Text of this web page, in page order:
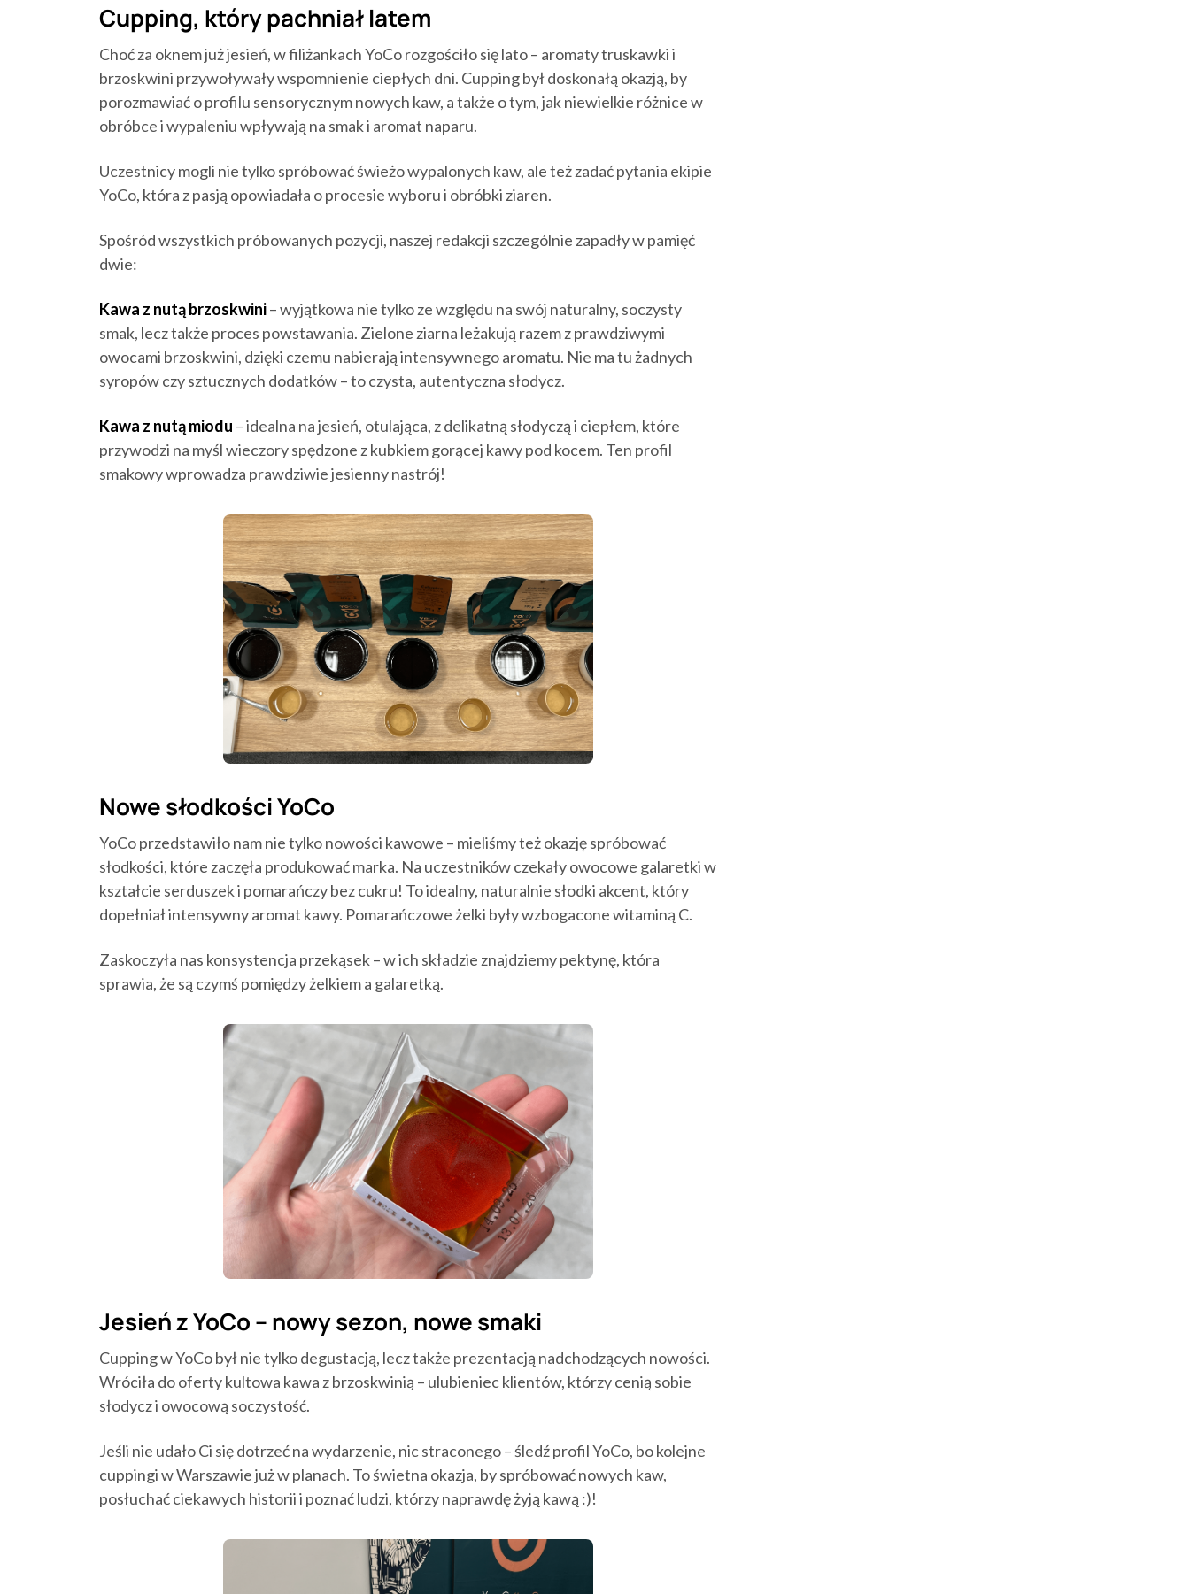
Cupping, który pachniał latem
Choć za oknem już jesień, w filiżankach YoCo rozgościło się lato – aromaty truskawki i
brzoskwini przywoływały wspomnienie ciepłych dni. Cupping był doskonałą okazją, by
porozmawiać o profilu sensorycznym nowych kaw, a także o tym, jak niewielkie różnice w
obróbce i wypaleniu wpływają na smak i aromat naparu.
Uczestnicy mogli nie tylko spróbować świeżo wypalonych kaw, ale też zadać pytania ekipie
YoCo, która z pasją opowiadała o procesie wyboru i obróbki ziaren.
Spośród wszystkich próbowanych pozycji, naszej redakcji szczególnie zapadły w pamięć
dwie:
Kawa z nutą brzoskwini– wyjątkowa nie tylko ze względu na swój naturalny, soczysty
smak, lecz także proces powstawania. Zielone ziarna leżakują razem z prawdziwymi
owocami brzoskwini, dzięki czemu nabierają intensywnego aromatu. Nie ma tu żadnych
syropów czy sztucznych dodatków – to czysta, autentyczna słodycz.
Kawa z nutą miodu – idealna na jesień, otulająca, z delikatną słodyczą i ciepłem, które
przywodzi na myśl wieczory spędzone z kubkiem gorącej kawy pod kocem. Ten profil
smakowy wprowadza prawdziwie jesienny nastrój!
Nowe słodkości YoCo
YoCo przedstawiło nam nie tylko nowości kawowe – mieliśmy też okazję spróbować
słodkości, które zaczęła produkować marka. Na uczestników czekały owocowe galaretki w
kształcie serduszek i pomarańczy bez cukru! To idealny, naturalnie słodki akcent, który
dopełniał intensywny aromat kawy. Pomarańczowe żelki były wzbogacone witaminą C.
Zaskoczyła nas konsystencja przekąsek – w ich składzie znajdziemy pektynę, która
sprawia, że są czymś pomiędzy żelkiem a galaretką.
Jesień z YoCo – nowy sezon, nowe smaki
Cupping w YoCo był nie tylko degustacją, lecz także prezentacją nadchodzących nowości.
Wróciła do oferty kultowa kawa z brzoskwinią – ulubieniec klientów, którzy cenią sobie
słodycz i owocową soczystość.
Jeśli nie udało Ci się dotrzeć na wydarzenie, nic straconego – śledź profil YoCo, bo kolejne
cuppingi w Warszawie już w planach. To świetna okazja, by spróbować nowych kaw,
posłuchać ciekawych historii i poznać ludzi, którzy naprawdę żyją kawą :)!